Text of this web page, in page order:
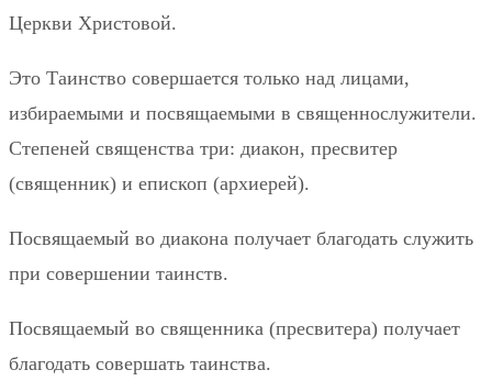
Церкви Христовой.
Это Таинство совершается только над лицами,
избираемыми и посвящаемыми в священнослужители.
Степеней священства три: диакон, пресвитер
(священник) и епископ (архиерей).
Посвящаемый во диакона получает благодать служить
при совершении таинств.
Посвящаемый во священника (пресвитера) получает
благодать совершать таинства.